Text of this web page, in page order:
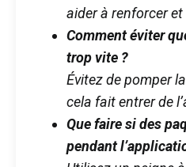
aider à renforcer
Comment éviter
trop vite ?
Évitez de pomper
cela fait entrer de
Que faire si des
pendant